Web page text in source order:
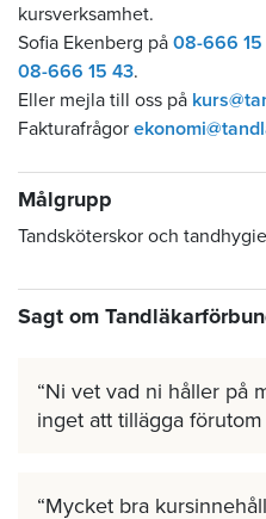
kursverksamhet.
Sofia Ekenberg på 08-666 15
08-666 15 43.
Eller mejla till oss på
Fakturafrågor
Målgrupp
Tandsköterskor och
Sagt om
Ni vet vad ni håller på
inget att tillägga
Mycket bra